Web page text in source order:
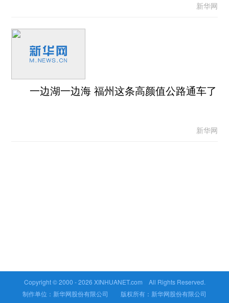
新华网
一边湖一边海 福州这条高颜值公路通车了
新华网
Copyright © 2000 -2026 XINHUANET.com All Rights Reserved.
制作单位：新华网股份有限公司 版权所有：新华网股份有限公司